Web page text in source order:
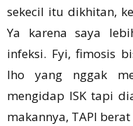
sekecil itu dikhitan,
Ya karena saya
infeksi. Fyi, fimosis
lho yang nggak
mengidap ISK tapi
makannya, TAPI